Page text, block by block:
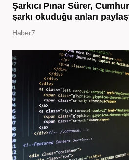
Şarkıcı Pınar Sürer,
şarkı okuduğu anları
Haber7